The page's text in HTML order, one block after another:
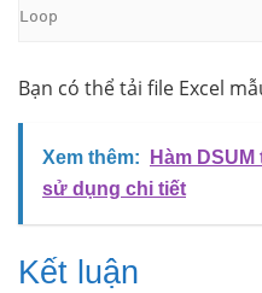
Loop
Bạn có thể tải file Excel
Xem thêm:
Hàm
sử dụng chi tiết
Kết luận